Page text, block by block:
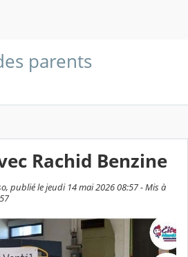
parents
Rachid Benzine
publié le jeudi 14 mai 2026 08:57 - Mis à